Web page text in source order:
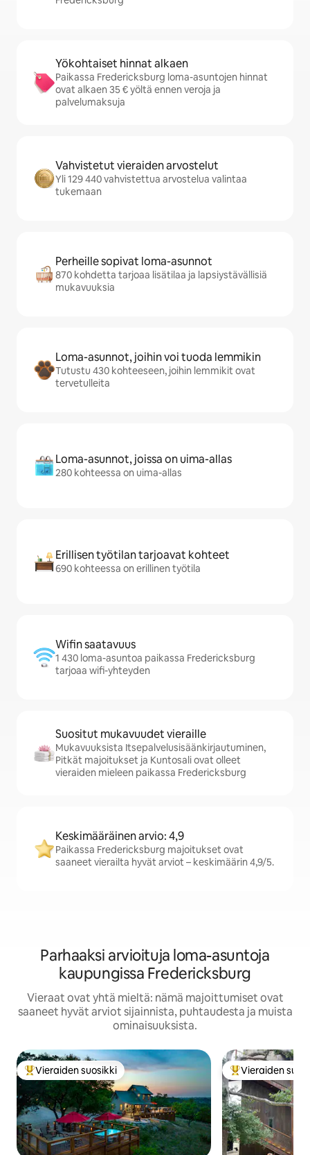
Yökohtaiset hinnat alkaen
Paikassa Fredericksburg loma-asuntojen hinnat
ovat alkaen 35 € yöltä ennen veroja ja
palvelumaksuja
Vahvistetut vieraiden arvostelut
Yli 129 440 vahvistettua arvostelua valintaa
tukemaan
Perheille sopivat loma-asunnot
870 kohdetta tarjoaa lisätilaa ja lapsiystävällisiä
mukavuuksia
Loma-asunnot, joihin voi tuoda lemmikin
Tutustu 430 kohteeseen, joihin lemmikit ovat
tervetulleita
Loma-asunnot, joissa on uima-allas
280 kohteessa on uima-allas
Erillisen työtilan tarjoavat kohteet
690 kohteessa on erillinen työtila
Wifin saatavuus
1 430 loma-asuntoa paikassa Fredericksburg
tarjoaa wifi-yhteyden
Suositut mukavuudet vieraille
Mukavuuksista Itsepalvelusisäänkirjautuminen,
Pitkät majoitukset ja Kuntosali ovat olleet
vieraiden mieleen paikassa Fredericksburg
Keskimääräinen arvio: 4,9
Paikassa Fredericksburg majoitukset ovat
saaneet vierailta hyvät arviot – keskimäärin 4,9/5.
Parhaaksi arvioituja loma-asuntoja
kaupungissa Fredericksburg
Vieraat ovat yhtä mieltä: nämä majoittumiset ovat
saaneet hyvät arviot sijainnista, puhtaudesta ja muista
ominaisuuksista.
Vieraiden suosikkien parhaimmistoa
Vieraiden suosikki Vieraiden
Vieraiden